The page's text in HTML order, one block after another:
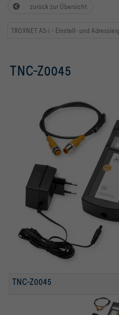
zurück zur Übersicht
TROXNET AS-i - Einstell- und
TNC-Z0045
TNC-Z0045